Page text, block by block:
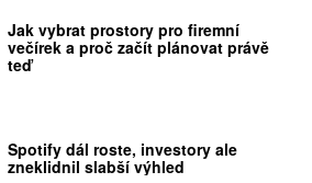
Jak vybrat prostory pro firemní
večírek a proč začít plánovat právě
teď
Spotify dál roste, investory ale
zneklidnil slabší výhled